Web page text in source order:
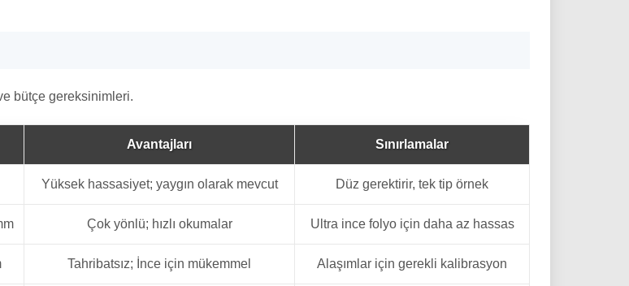
bütçe gereksinimleri.
Avantajları Sınırlamalar
Yüksek hassasiyet; yaygın olarak mevcut Düz gerektirir, tek tip örnek
Çok yönlü; hızlı okumalar Ultra ince folyo için daha az hassas
Tahribatsız; İnce için mükemmel Alaşımlar için gerekli kalibrasyon